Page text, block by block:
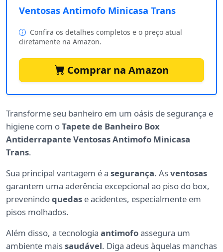
Ventosas Antimofo Minicasa Trans
Confira os detalhes completos e o preço atual
diretamente na Amazon.
Comprar na Amazon
Transforme seu banheiro em um oásis de segurança e
higiene com oTapete de Banheiro Box
Antiderrapante Ventosas Antimofo Minicasa
Trans.
Sua principal vantagem é a segurança. Asventosas
garantem uma aderência excepcional ao piso do box,
prevenindoquedas e acidentes, especialmente em
pisos molhados.
Além disso, a tecnologia antimofoassegura um
ambiente maissaudável. Diga adeus àquelas manchas